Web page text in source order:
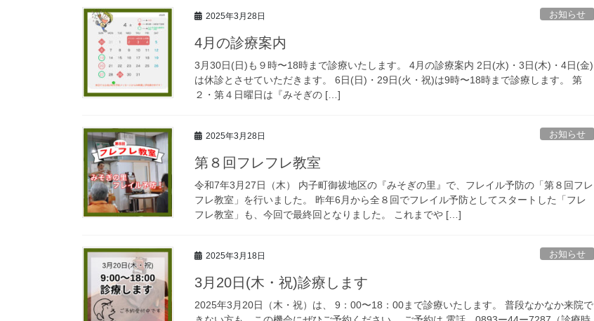
2025年3月28日 お知らせ
4月の診療案内
3月30日(日)も９時〜18時まで診療いたします。 4月の診療案内 2日(水)・3日(木)・4日(金)
は休診とさせていただきます。 6日(日)・29日(火・祝)は9時〜18時まで診療します。 第
２・第４日曜日は『みそぎの […]
2025年3月28日 お知らせ
第８回フレフレ教室
令和7年3月27日（木） 内子町御祓地区の『みそぎの里』で、フレイル予防の「第８回フレ
フレ教室」を行いました。 昨年6月から全８回でフレイル予防としてスタートした「フレ
フレ教室」も、今回で最終回となりました。 これまでや […]
2025年3月18日 お知らせ
3月20日(木・祝)診療します
2025年3月20日（木・祝）は、 9：00〜18：00まで診療いたします。 普段なかなか来院で